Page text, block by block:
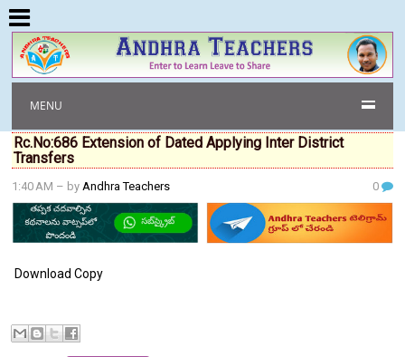
MENU
Rc.No:686 Extension of Dated Applying Inter District
Transfers
1:40 AM – byAndhra Teachers 0
Download Copy